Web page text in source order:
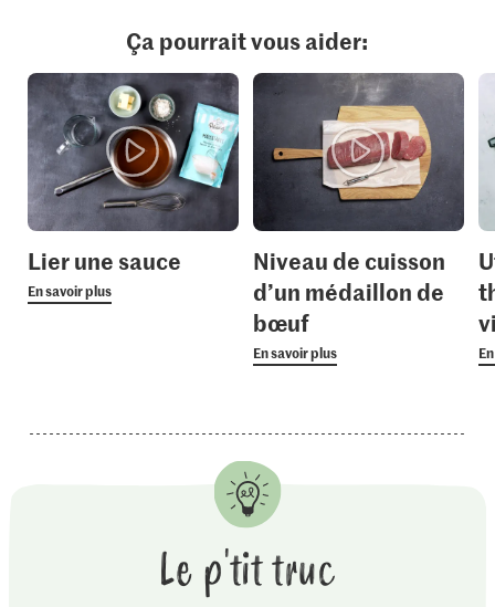
Ça pourrait vous aider:
Lier une sauce
En savoir plus
Niveau de cuisson
d’un médaillon de
bœuf
En savoir plus
Le p'tit truc